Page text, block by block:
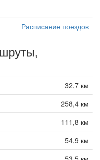
Расписание поездов
32,7 км
258,4 км
111,8 км
54,9 км